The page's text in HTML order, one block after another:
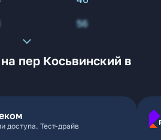
56
пер Косьвинский в
доступа. Тест-драйв